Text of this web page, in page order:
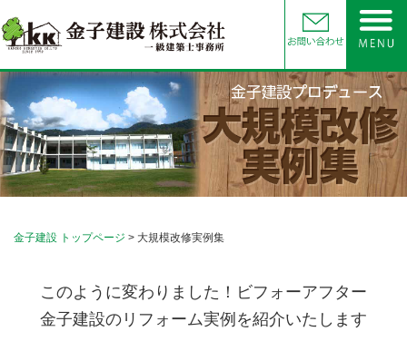
金子建設 トップページ > 大規模改修実例集
このように変わりました！ビフォーアフター
金子建設のリフォーム実例を紹介いたします